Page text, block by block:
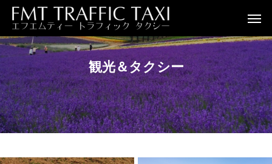
観光＆タクシー